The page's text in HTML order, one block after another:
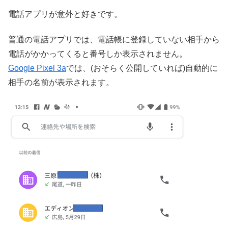
電話アプリが意外と好きです。
普通の電話アプリでは、電話帳に登録していない相手から
電話がかかってくると番号しか表示されません。
Google Pixel 3aでは、(おそらく公開していれば)自動的に
相手の名前が表示されます。